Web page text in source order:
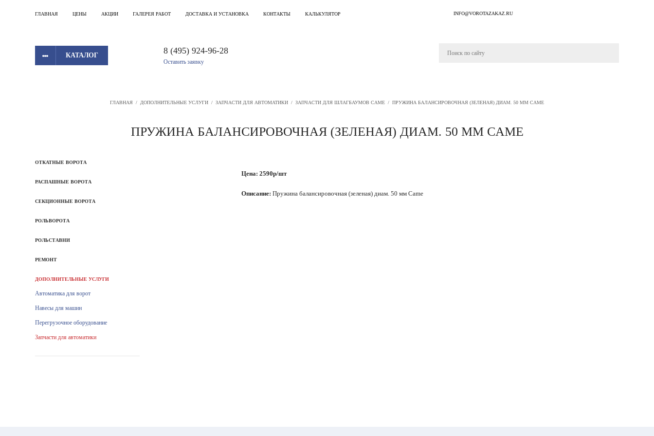
ГЛАВНАЯ ЦЕНЫ АКЦИИ ГАЛЕРЕЯ РАБОТ ДОСТАВКА И УСТАНОВКА КОНТАКТЫ КАЛЬКУЛЯТОР
КАТАЛОГ 8 (495) 924-96-28
Оставить заявку
INFO@VOROTAZAKAZ.RU
ГЛАВНАЯ / ДОПОЛНИТЕЛЬНЫЕ УСЛУГИ / ЗАПЧАСТИ ДЛЯ АВТОМАТИКИ / ЗАПЧАСТИ ДЛЯ ШЛАГБАУМОВ CAME / ПРУЖИНА БАЛАНСИРОВОЧНАЯ (ЗЕЛЕНАЯ) ДИАМ. 50 ММ CAME
ПРУЖИНА БАЛАНСИРОВОЧНАЯ (ЗЕЛЕНАЯ) ДИАМ. 50 ММ CAME
ОТКАТНЫЕ ВОРОТА
РАСПАШНЫЕ ВОРОТА
СЕКЦИОННЫЕ ВОРОТА
РОЛЬВОРОТА
РОЛЬСТАВНИ
РЕМОНТ
ДОПОЛНИТЕЛЬНЫЕ УСЛУГИ
Автоматика для ворот
Навесы для машин
Перегрузочное оборудование
Запчасти для автоматики
Цена: 2590р/шт
Описание: Пружина балансировочная (зеленая) диам. 50 мм Came